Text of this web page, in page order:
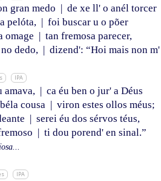
gran medo | de xe ll' o anél torcer
pelóta, | foi buscar u o põer
omage | tan fremosa parecer,
dedo, | dizend': “Hoi mais non
IPA
amava, | ca éu ben o jur' a Déus
cousa | viron estes ollos méus;
| serei éu dos sérvos téus,
| ti dou porend' en sinal.”
IPA